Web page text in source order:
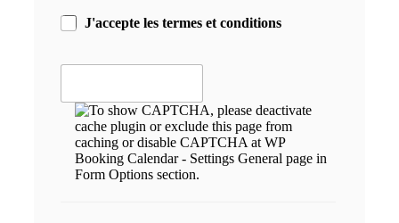
J'accepte les termes et conditions